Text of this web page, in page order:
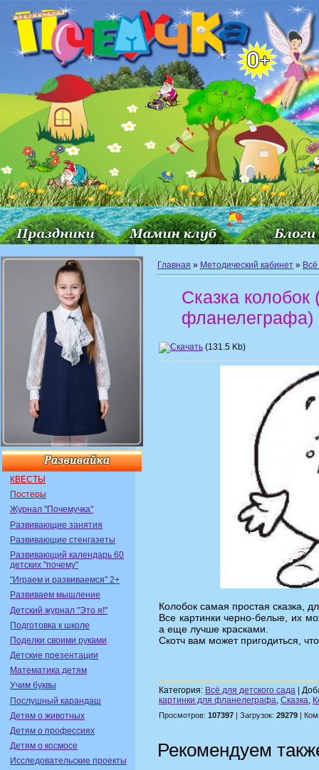
КВЕСТЫ
Постеры
Журнал "Почемучка"
Развивающие занятия
Развивающие стенгазеты
Развивающий календарь 60
детских "почему"
"Играем и развиваемся" 2+
Развиваем мышление
Детский журнал "Это я!"
Подготовка к школе
Поделки своими руками
Детские презентации
Математика детям
Учим буквы
Послушный карандаш
Детям о животных
Детям о профессиях
Детям о космосе
Исследовательские проекты
Главная » Методический кабинет »
Сказка колобок
фланелеграфа)
(131.5 Kb)
Колобок самая простая сказка,
Все картинки черно-белые, их
а еще лучше красками.
Скотч вам может пригодиться,
Категория: Всё для детского сада |
картинки для фланелеграфа, Сказка,
Просмотров: 107397 | Загрузок: 29279 |
Рекомендуем